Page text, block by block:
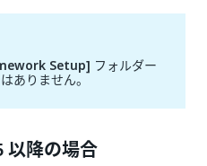
Setup] フォルダー
ありません。
降の場合